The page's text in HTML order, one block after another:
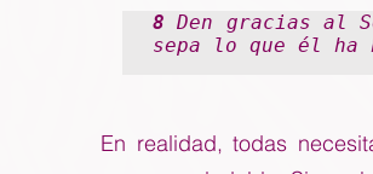
8 Den gracias al
sepa lo que él ha
En realidad, todas